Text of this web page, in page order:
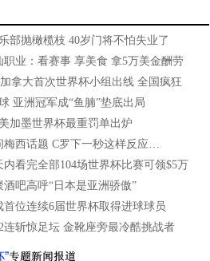
部抛橄榄枝 40岁门将不怕失业了
职业：看赛事 享美食 拿5万美金酬劳
拿大首次世界杯小组出线 全国疯狂
亚洲冠军成“鱼腩”垫底出局
加墨世界杯最重罚单出炉
梅西话题 C罗下一秒这样反应…
内看完全部104场世界杯比赛可领$5万
酒吧高呼“日本是亚洲骄傲”
首位连续6届世界杯取得进球球员
连斩惊足坛 金靴座旁最冷酷挑战者